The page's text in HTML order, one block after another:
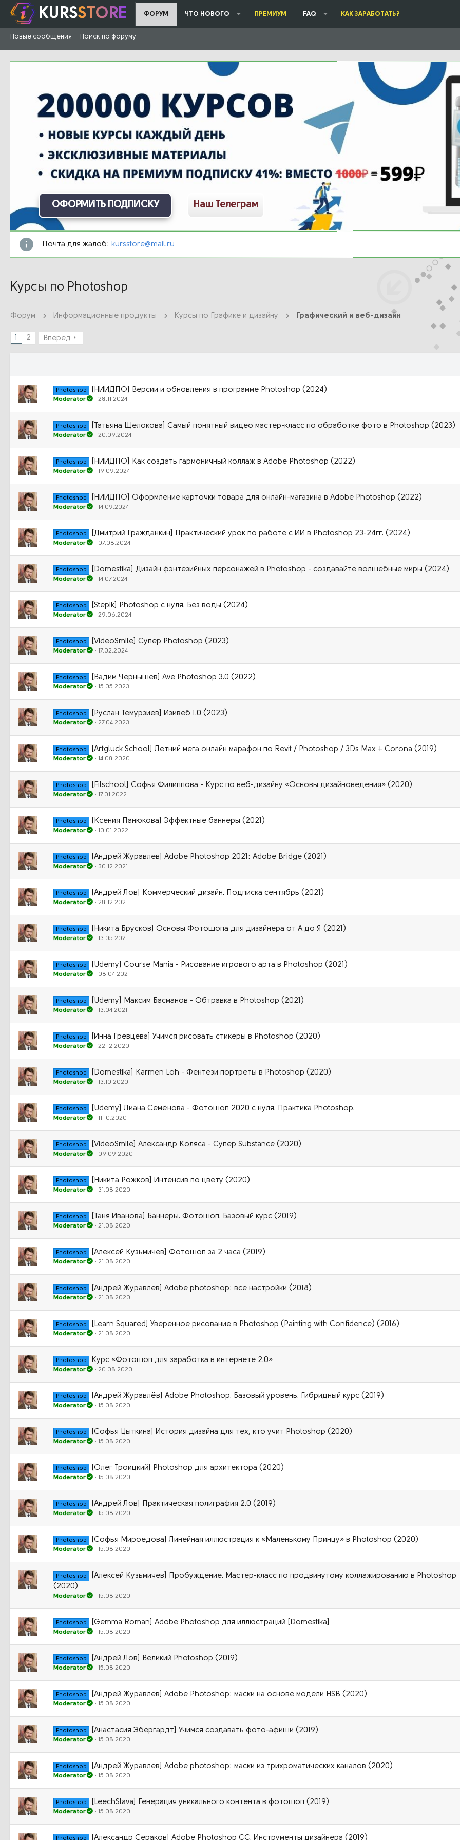
KURSSTORE ФОРУМ ЧТО НОВОГО ПРЕМИУМ FAQ КАК ЗАРАБОТАТЬ?
Новые сообщения Поиск по форуму
ОФОРМИТЬ ПОДПИСКУ Наш Телеграм
Почта для жалоб: kursstore@mail.ru
Курсы по Photoshop
Форум Информационные продукты Курсы по Графике и дизайну Графический и веб-дизайн
2 Вперед
Photoshop [НИИДПО] Версии и обновления в программе Photoshop (2024)
Moderator 28.11.2024
Photoshop [Татьяна Щелокова] Самый понятный видео мастер-класс по обработке фото в Photoshop (2023)
Moderator 20.09.2024
Photoshop [НИИДПО] Как создать гармоничный коллаж в Adobe Photoshop (2022)
Moderator 19.09.2024
Photoshop [НИИДПО] Оформление карточки товара для онлайн-магазина в Adobe Photoshop (2022)
Moderator 14.09.2024
Photoshop [Дмитрий Гражданкин] Практический урок по работе с ИИ в Photoshop 23-24гг. (2024)
Moderator 07.08.2024
Photoshop [Domestika] Дизайн фэнтезийных персонажей в Photoshop - создавайте волшебные миры (2024)
Moderator 14.07.2024
Photoshop [Stepik] Photoshop c нуля. Без воды (2024)
Moderator 29.06.2024
Photoshop [VideoSmile] Супер Photoshop (2023)
Moderator 17.02.2024
Photoshop [Вадим Чернышев] Ave Photoshop 3.0 (2022)
Moderator 15.05.2023
Photoshop [Руслан Темурзиев] Изивеб 1.0 (2023)
Moderator 27.04.2023
Photoshop [Artgluck School] Летний мега онлайн марафон по Revit / Photoshop / 3Ds Max + Corona (2019)
Moderator 14.08.2020
Photoshop [Filschool] Софья Филиппова - Курс по веб-дизайну «Основы дизайноведения» (2020)
Moderator 17.01.2022
Photoshop [Ксения Панюкова] Эффектные баннеры (2021)
Moderator 10.01.2022
Photoshop [Андрей Журавлев] Adobe Photoshop 2021: Adobe Bridge (2021)
Moderator 30.12.2021
Photoshop [Андрей Лов] Коммерческий дизайн. Подписка сентябрь (2021)
Moderator 28.12.2021
Photoshop [Никита Брусков] Основы Фотошопа для дизайнера от А до Я (2021)
Moderator 13.05.2021
Photoshop [Udemy] Course Mania - Рисование игрового арта в Photoshop (2021)
Moderator 08.04.2021
Photoshop [Udemy] Максим Басманов - Обтравка в Photoshop (2021)
Moderator 13.04.2021
Photoshop [Инна Гревцева] Учимся рисовать стикеры в Photoshop (2020)
Moderator 22.12.2020
Photoshop [Domestika] Karmen Loh - Фентези портреты в Photoshop (2020)
Moderator 13.10.2020
Photoshop [Udemy] Лиана Семёнова - Фотошоп 2020 с нуля. Практика Photoshop.
Moderator 11.10.2020
Photoshop [VideoSmile] Александр Коляса - Супер Substance (2020)
Moderator 09.09.2020
Photoshop [Никита Рожков] Интенсив по цвету (2020)
Moderator 31.08.2020
Photoshop [Таня Иванова] Баннеры. Фотошоп. Базовый курс (2019)
Moderator 21.08.2020
Photoshop [Алексей Кузьмичев] Фотошоп за 2 часа (2019)
Moderator 21.08.2020
Photoshop [Андрей Журавлев] Adobe photoshop: все настройки (2018)
Moderator 21.08.2020
Photoshop [Learn Squared] Уверенное рисование в Photoshop (Painting with Confidence) (2016)
Moderator 21.08.2020
Photoshop Курс «Фотошоп для заработка в интернете 2.0»
Moderator 20.08.2020
Photoshop [Андрей Журавлёв] Adobe Photoshop. Базовый уровень. Гибридный курс (2019)
Moderator 15.08.2020
Photoshop [Софья Цыткина] История дизайна для тех, кто учит Photoshop (2020)
Moderator 15.08.2020
Photoshop [Олег Троицкий] Photoshop для архитектора (2020)
Moderator 15.08.2020
Photoshop [Андрей Лов] Практическая полиграфия 2.0 (2019)
Moderator 15.08.2020
Photoshop [Софья Мироедова] Линейная иллюстрация к «Маленькому Принцу» в Photoshop (2020)
Moderator 15.08.2020
Photoshop
[Алексей Кузьмичев] Пробуждение. Мастер-класс по продвинутому коллажированию в Photoshop
(2020)
Moderator 15.08.2020
Photoshop [Gemma Roman] Adobe Photoshop для иллюстраций [Domestika]
Moderator 15.08.2020
Photoshop [Андрей Лов] Великий Photoshop (2019)
Moderator 15.08.2020
Photoshop [Андрей Журавлев] Adobe Photoshop: маски на основе модели HSB (2020)
Moderator 15.08.2020
Photoshop [Анастасия Эбергардт] Учимся создавать фото-афиши (2019)
Moderator 15.08.2020
Photoshop [Андрей Журавлев] Adobe photoshop: маски из трихроматических каналов (2020)
Moderator 15.08.2020
Photoshop [LeechSlava] Генерация уникального контента в фотошоп (2019)
Moderator 15.08.2020
Photoshop [Александр Сераков] Adobe Photoshop СС. Инструменты дизайнера (2019)